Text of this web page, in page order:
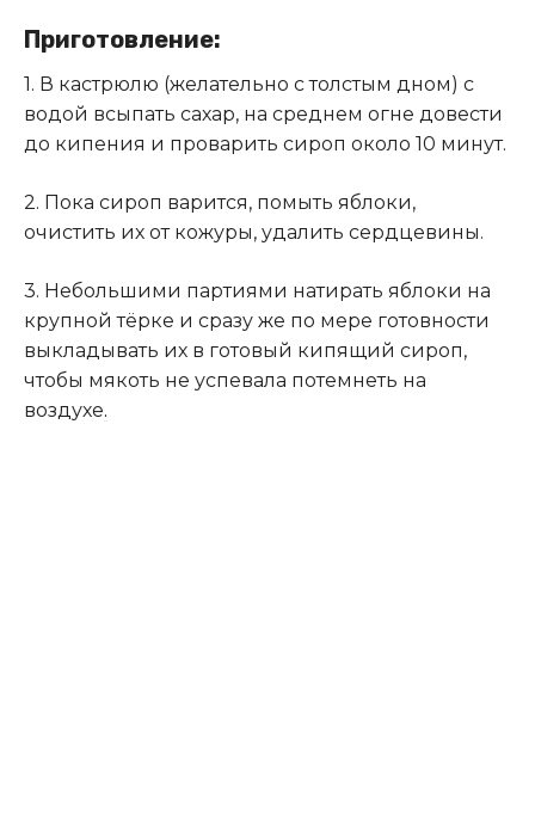
Приготовление:
1. В кастрюлю (желательно с толстым дном) с
водой всыпать сахар, на среднем огне довести
до кипения и проварить сироп около 10 минут.
2. Пока сироп варится, помыть яблоки,
очистить их от кожуры, удалить сердцевины.
3. Небольшими партиями натирать яблоки на
крупной тёрке и сразу же по мере готовности
выкладывать их в готовый кипящий сироп,
чтобы мякоть не успевала потемнеть на
воздухе.